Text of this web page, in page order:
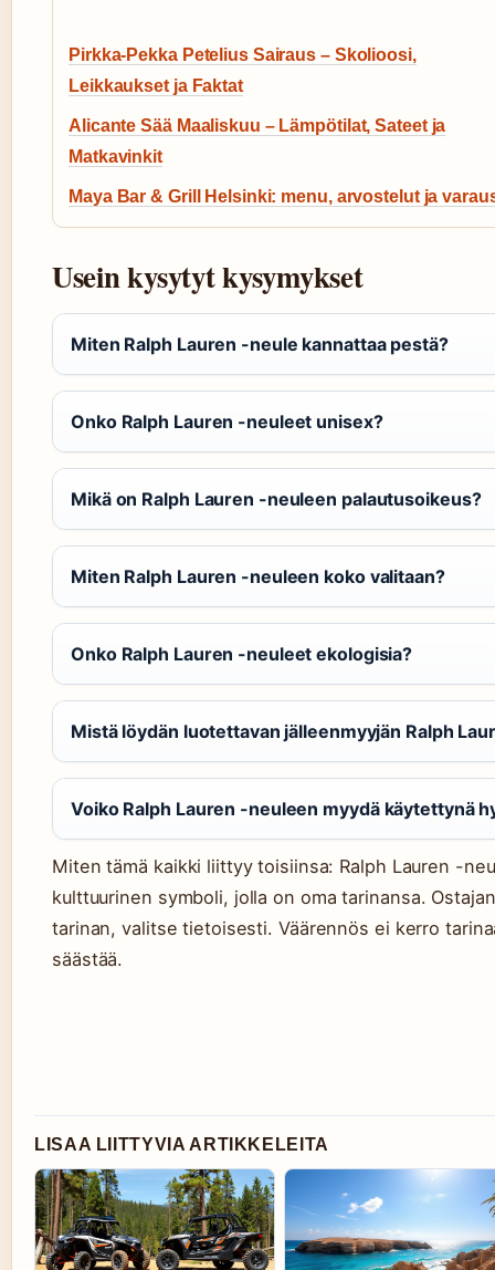
Pirkka-Pekka Petelius Sairaus – Skolioosi,
Leikkaukset ja Faktat
Alicante Sää Maaliskuu – Lämpötilat, Sateet ja
Matkavinkit
Maya Bar & Grill Helsinki: menu, arvostelut ja
Usein kysytyt kysymykset
Miten Ralph Lauren -neule kannattaa pestä?
Onko Ralph Lauren -neuleet unisex?
Mikä on Ralph Lauren -neuleen palautusoikeus?
Miten Ralph Lauren -neuleen koko valitaan?
Onko Ralph Lauren -neuleet ekologisia?
Mistä löydän luotettavan jälleenmyyjän Ralph
Voiko Ralph Lauren -neuleen myydä käytettynä
Miten tämä kaikki liittyy toisiinsa: Ralph Lauren -
kulttuurinen symboli, jolla on oma tarinansa.
tarinan, valitse tietoisesti. Väärennös ei kerro
säästää.
LISAA LIITTYVIA ARTIKKELEITA